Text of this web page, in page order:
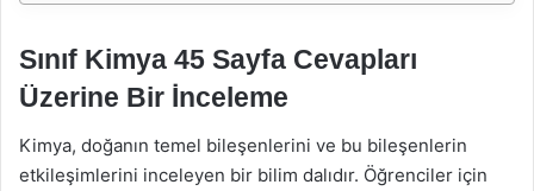
Sınıf Kimya 45 Sayfa Cevapları
Üzerine Bir İnceleme
Kimya, doğanın temel bileşenlerini ve bu bileşenlerin
etkileşimlerini inceleyen bir bilim dalıdır. Öğrenciler için